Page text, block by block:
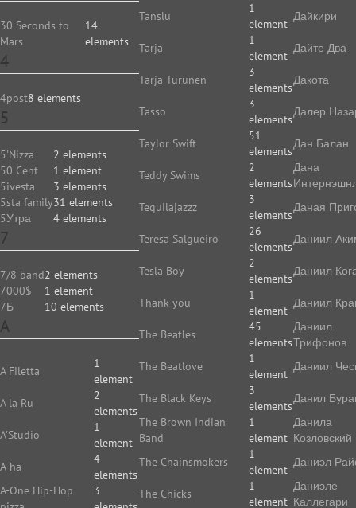
30 Seconds to
Mars
14
elements
4
4post8 elements
5
5'Nizza
2 elements
50 Cent
1 element
5ivesta
3 elements
5sta family31 elements
5Утра
4 elements
7
7/8 band2 elements
7000$
1 element
7Б
10 elements
A
A Filetta
1
element
A la Ru
2
elements
A'Studio
1
element
A-ha
4
elements
A-One Hip-Hop
3
Tanslu
1
element
Tarja
1
element
Tarja Turunen
3
elements
Tasso
3
elements
Taylor Swift
51
elements
Teddy Swims
2
elements
Tequilajazzz
3
elements
Teresa Salgueiro
26
elements
Tesla Boy
2
elements
Thank you
1
element
The Beatles
45
elements
The Beatlove
1
element
The Black Keys
3
elements
The Brown Indian
Band
1
element
The Chainsmokers
1
element
The Chicks
1
element
Дайкири
Дайте Два
Дакота
Далер
Дан Балан
Дана
Даная
Даниил
Даниил
Даниил
Даниил
Трифонов
Даниил
Данил
Данила
Козловский
Даниэл
Даниэле
Каллегари